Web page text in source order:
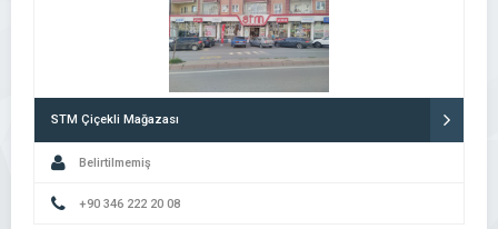
STM Çiçekli Mağazası
Belirtilmemiş
+90 346 222 20 08